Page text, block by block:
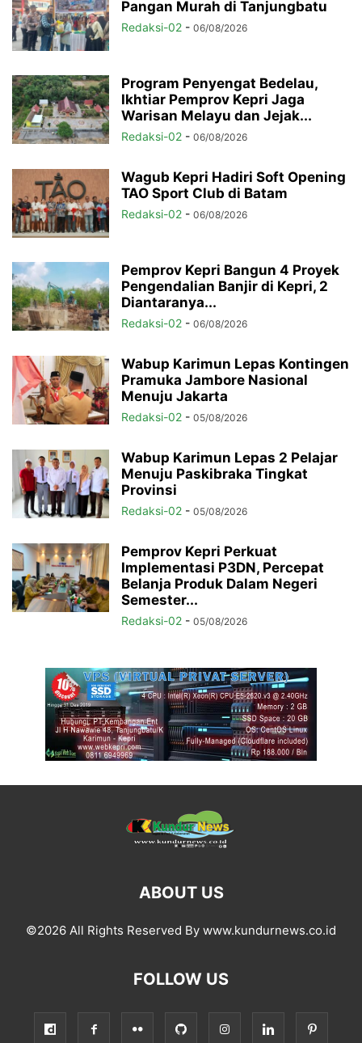
Pangan Murah di Tanjungbatu
Redaksi-02 - 06/08/2026
Program Penyengat Bedelau,
Ikhtiar Pemprov Kepri Jaga
Warisan Melayu dan Jejak...
Redaksi-02 - 06/08/2026
Wagub Kepri Hadiri Soft Opening
TAO Sport Club di Batam
Redaksi-02 - 06/08/2026
Pemprov Kepri Bangun 4 Proyek
Pengendalian Banjir di Kepri, 2
Diantaranya...
Redaksi-02 - 06/08/2026
Wabup Karimun Lepas Kontingen
Pramuka Jambore Nasional
Menuju Jakarta
Redaksi-02 - 05/08/2026
Wabup Karimun Lepas 2 Pelajar
Menuju Paskibraka Tingkat
Provinsi
Redaksi-02 - 05/08/2026
Pemprov Kepri Perkuat
Implementasi P3DN, Percepat
Belanja Produk Dalam Negeri
Semester...
Redaksi-02 - 05/08/2026
ABOUT US
©2026 All Rights Reserved By www.kundurnews.co.id
FOLLOW US